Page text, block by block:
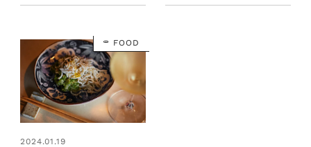
かりさん）
長谷川あかりさん）
FOOD
2024.01.19